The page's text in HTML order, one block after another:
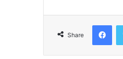
Share